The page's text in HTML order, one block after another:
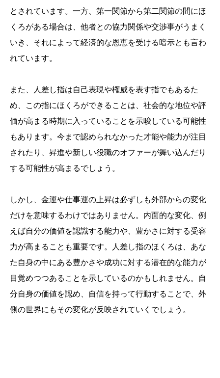
とされています。一方、第一関節から第二関節の間にほ
くろがある場合は、他者との協力関係や交渉事がうまく
いき、それによって経済的な恩恵を受ける暗示とも言わ
れています。
また、人差し指は自己表現や権威を表す指でもあるた
め、この指にほくろができることは、社会的な地位や評
価が高まる時期に入っていることを示唆している可能性
もあります。今まで認められなかった才能や能力が注目
されたり、昇進や新しい役職のオファーが舞い込んだり
する可能性が高まるでしょう。
しかし、金運や仕事運の上昇は必ずしも外部からの変化
だけを意味するわけではありません。内面的な変化、例
えば自分の価値を認識する能力や、豊かさに対する受容
力が高まることも重要です。人差し指のほくろは、あな
た自身の中にある豊かさや成功に対する潜在的な能力が
目覚めつつあることを示しているのかもしれません。自
分自身の価値を認め、自信を持って行動することで、外
側の世界にもその変化が反映されていくでしょう。